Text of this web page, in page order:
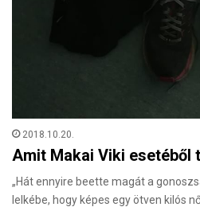
2018.10.20.
Amit Makai Viki esetéből
„Hát ennyire beette magát a
lelkébe, hogy képes egy ötven kilós